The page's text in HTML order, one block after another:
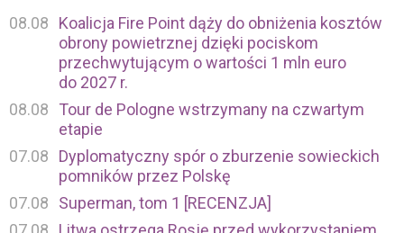
08.08
Koalicja Fire Point dąży do obniżenia kosztów
obrony powietrznej dzięki pociskom
przechwytującym o wartości 1 mln euro
do 2027 r.
08.08
Tour de Pologne wstrzymany na czwartym
etapie
07.08
Dyplomatyczny spór o zburzenie sowieckich
pomników przez Polskę
07.08
Superman, tom 1 [RECENZJA]